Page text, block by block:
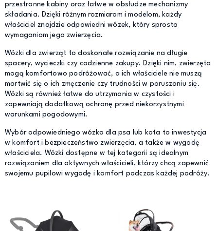
przestronne kabiny oraz łatwe w obsłudze mechanizmy
składania. Dzięki różnym rozmiarom i modelom, każdy
właściciel znajdzie odpowiedni wózek, który sprosta
wymaganiom jego zwierzęcia.
Wózki dla zwierząt to doskonałe rozwiązanie na długie
spacery, wycieczki czy codzienne zakupy. Dzięki nim, zwierzęta
mogą komfortowo podróżować, a ich właściciele nie muszą
martwić się o ich zmęczenie czy trudności w poruszaniu się.
Wózki są również łatwe do utrzymania w czystości i
zapewniają dodatkową ochronę przed niekorzystnymi
warunkami pogodowymi.
Wybór odpowiedniego wózka dla psa lub kota to inwestycja
w komfort i bezpieczeństwo zwierzęcia, a także w wygodę
właściciela. Wózki dostępne w tej kategorii są idealnym
rozwiązaniem dla aktywnych właścicieli, którzy chcą zapewnić
swojemu pupilowi wygodę i komfort podczas każdej podróży.